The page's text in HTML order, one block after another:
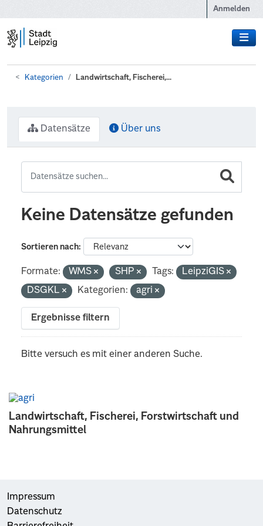
Anmelden
Kategorien Landwirtschaft, Fischerei,...
Landwirtschaft, Fischerei, Forstwirtschaft und
Nahrungsmittel
Datensätze Über uns
Keine Datensätze gefunden
Sortieren nach
Formate: WMS SHP Tags:
LeipziGIS
DSGKL
Kategorien: agri
Ergebnisse filtern
Bitte versuch es mit einer anderen Suche.
Impressum
Datenschutz